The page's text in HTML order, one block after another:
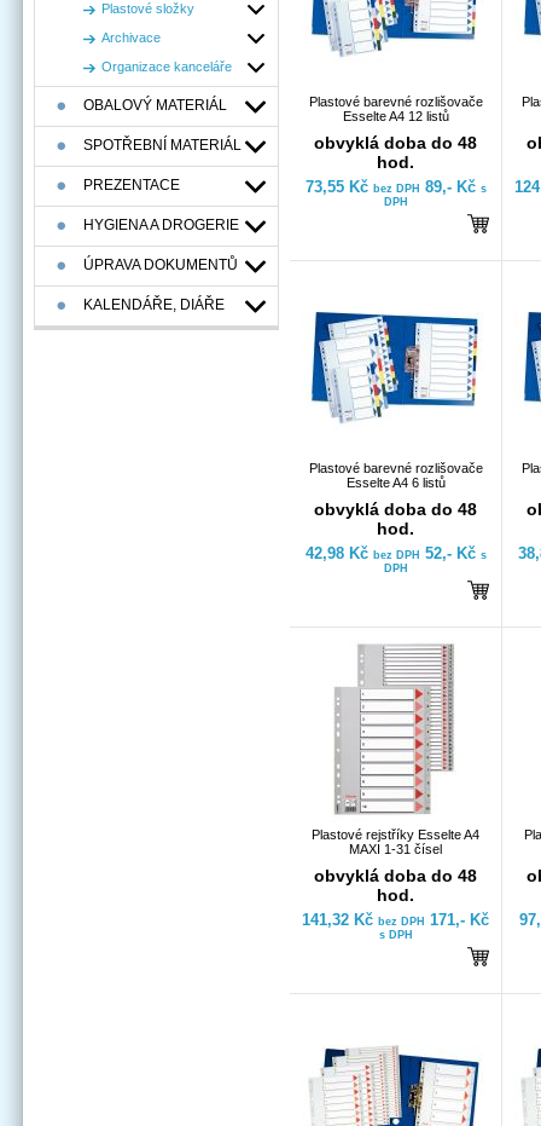
Plastové složky
Archivace
Organizace kanceláře
OBALOVÝ MATERIÁL
SPOTŘEBNÍ MATERIÁL
PREZENTACE
HYGIENA A DROGERIE
ÚPRAVA DOKUMENTŮ
KALENDÁŘE, DIÁŘE
Plastové barevné rozlišovače
Esselte A4 12 listů
obvyklá doba do 48
hod.
73,55 Kč bez DPH 89,- Kč s
DPH
Plastové barevné rozlišovače
Esselte A4 6 listů
obvyklá doba do 48
hod.
42,98 Kč bez DPH 52,- Kč s
DPH
Plastové rejstříky Esselte A4
MAXI 1-31 čísel
obvyklá doba do 48
hod.
141,32 Kč bez DPH 171,- Kč
s DPH